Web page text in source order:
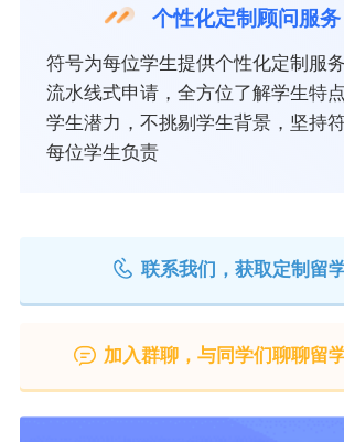
个性化定制顾问服务
符号为每位学生提供个性化定制服
流水线式申请，全方位了解学生特
学生潜力，不挑剔学生背景，坚持
每位学生负责
联系我们，获取定制留
加入群聊，与同学们聊聊留